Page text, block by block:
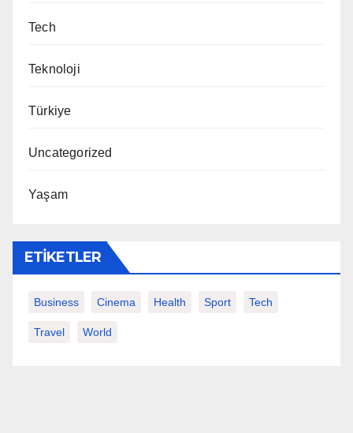
Tech
Teknoloji
Türkiye
Uncategorized
Yaşam
ETIKETLER
Business Cinema Health Sport Tech
Travel World